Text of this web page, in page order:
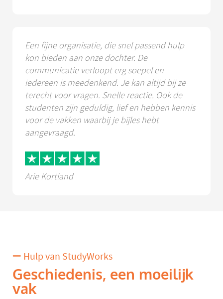
Een fijne organisatie, die snel passend hulp
kon bieden aan onze dochter. De
communicatie verloopt erg soepel en
iedereen is meedenkend. Je kan altijd bij ze
terecht voor vragen. Snelle reactie. Ook de
studenten zijn geduldig, lief en hebben kennis
voor de vakken waarbij je bijles hebt
aangevraagd.
Arie Kortland
Hulp van StudyWorks
Geschiedenis, een moeilijk
vak